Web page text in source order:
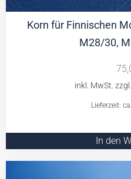
Korn für Finnischen
M28/30,
Lieferzeit:
In den